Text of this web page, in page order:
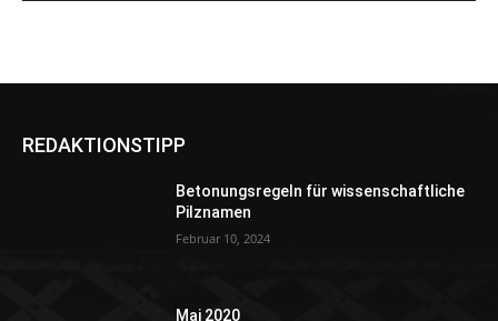
REDAKTIONSTIPP
Betonungsregeln für wissenschaftliche
Pilznamen
Februar 10, 2024
Mai 2020